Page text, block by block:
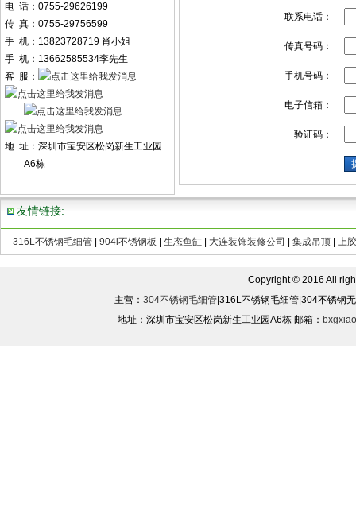
电 话：0755-29626199
传 真：0755-29756599
手 机：13823728719 肖小姐
手 机：13662585534李先生
客 服：
地 址：深圳市宝安区松岗新生工业园
A6栋
联系电话：
传真号码：
手机号码：
电子信箱：
验证码：
友情链接:
316L不锈钢毛细管| 904l不锈钢板 生态鱼缸| 大连装饰装修公司 集成吊顶| 上
Copyright © 2016 All
主营： 304不锈钢毛细管|316L不锈钢毛细管|304不锈钢
地址：深圳市宝安区松岗新生工业园A6栋 邮箱：